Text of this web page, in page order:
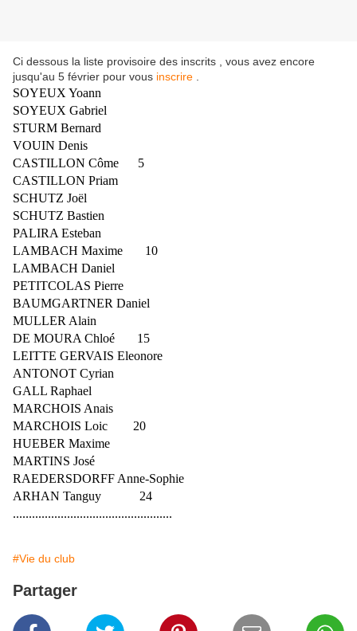
Ci dessous la liste provisoire des inscrits , vous avez encore
jusqu'au 5 février pour vous inscrire
SOYEUX Yoann
SOYEUX Gabriel
STURM Bernard
VOUIN Denis
CASTILLON Côme 5
CASTILLON Priam
SCHUTZ Joël
SCHUTZ Bastien
PALIRA Esteban
LAMBACH Maxime 10
LAMBACH Daniel
PETITCOLAS Pierre
BAUMGARTNER Daniel
MULLER Alain
DE MOURA Chloé 15
LEITTE GERVAIS Eleonore
ANTONOT Cyrian
GALL Raphael
MARCHOIS Anais
MARCHOIS Loic 20
HUEBER Maxime
MARTINS José
RAEDERSDORFF Anne-Sophie
ARHAN Tanguy 24
..................................................
#Vie du club
Partager